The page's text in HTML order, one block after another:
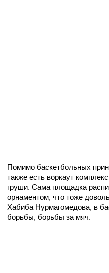
Помимо баскетбольных
также есть воркаут
груши. Сама площадка
орнаментом, что тоже
Хабиба Нурмагомедова, в
борьбы, борьбы за мяч.